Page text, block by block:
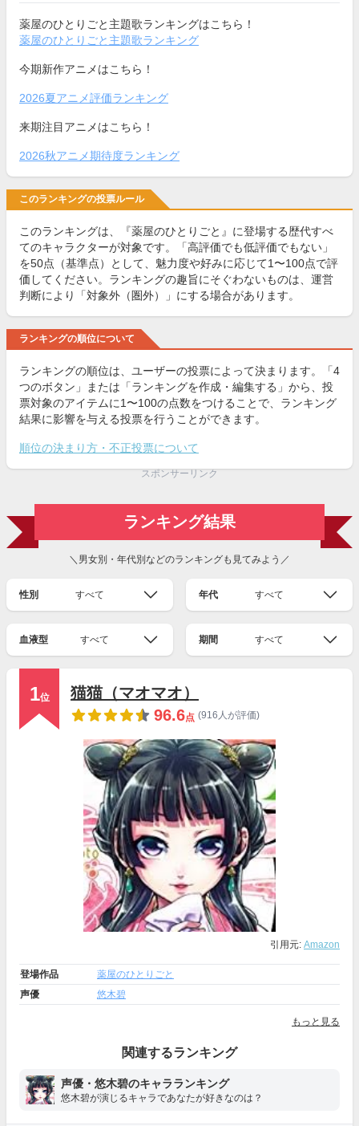
薬屋のひとりごと主題歌ランキングはこちら！
薬屋のひとりごと主題歌ランキング
今期新作アニメはこちら！
2026夏アニメ評価ランキング
来期注目アニメはこちら！
2026秋アニメ期待度ランキング
このランキングの投票ルール
このランキングは、『薬屋のひとりごと』に登場する歴代すべ
てのキャラクターが対象です。「高評価でも低評価でもない」
を50点（基準点）として、魅力度や好みに応じて1〜100点で評
価してください。ランキングの趣旨にそぐわないものは、運営
判断により「対象外（圏外）」にする場合があります。
ランキングの順位について
ランキングの順位は、ユーザーの投票によって決まります。「4
つのボタン」または「ランキングを作成・編集する」から、投
票対象のアイテムに1〜100の点数をつけることで、ランキング
結果に影響を与える投票を行うことができます。
順位の決まり方・不正投票について
スポンサーリンク
ランキング結果
＼男女別・年代別などのランキングも見てみよう／
性別 すべて 年代 すべて
血液型 すべて 期間 すべて
1位
猫猫（マオマオ）
96.6点 (916人が評価)
引用元: Amazon
登場作品
薬屋のひとりごと
声優
悠木碧
もっと見る
関連するランキング
声優・悠木碧のキャラランキング
悠木碧が演じるキャラであなたが好きなのは？